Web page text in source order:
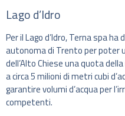
Lago d’Idro
Per il Lago d’Idro, Terna spa
autonoma di Trento per poter
dell’Alto Chiese una quota
a circa 5 milioni di metri cubi
garantire volumi d’acqua per
competenti.